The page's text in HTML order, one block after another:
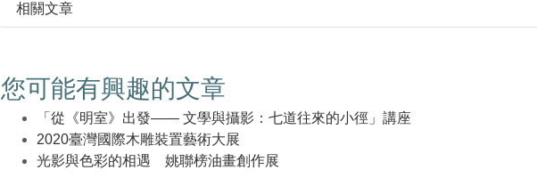
相關文章
您可能有興趣的文章
「從《明室》出發—— 文學與攝影：七道往來的小徑」講座
2020臺灣國際木雕裝置藝術大展
光影與色彩的相遇 姚聯榜油畫創作展